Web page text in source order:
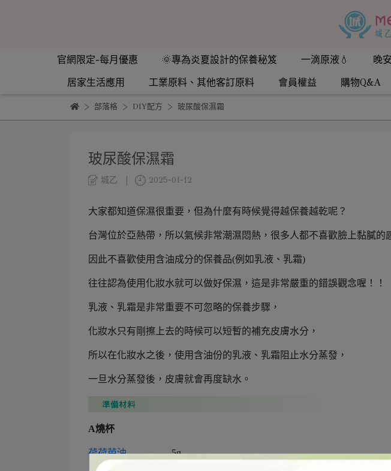
官網限定-每月優惠 🌞專為炎夏設計的保養秘笈 一滴原液💧 晚
居家生活應用
工業原料、其他客訂原料 會員權益 購物Q&A
部落格 DIY配方 玻尿酸保濕霜
玻尿酸保濕霜
城乙 2025-01-12
大家都知道保濕很重要，但為什麼有時候覺得越保養越乾呢？
台灣位於亞熱帶，所以氣候非常潮濕悶熱，很多人都不喜歡臉上黏膩的
因此不喜歡使用含油成分的保養品(例如乳液、乳霜)
往往認為使用化妝水就可以做好保濕，這是非常嚴重的錯誤觀念喔！！
乳液、乳霜是非常重要不可忽略的保養步驟，
化妝水只有剛擦上去的時候可以短暫的補充皮膚水分，
所以在化妝水之後，使用含油份的乳液、乳霜阻止水分蒸發，
一旦水分蒸發後，皮膚就會再度缺水。
A燒杯
荷荷芭油---------------5g